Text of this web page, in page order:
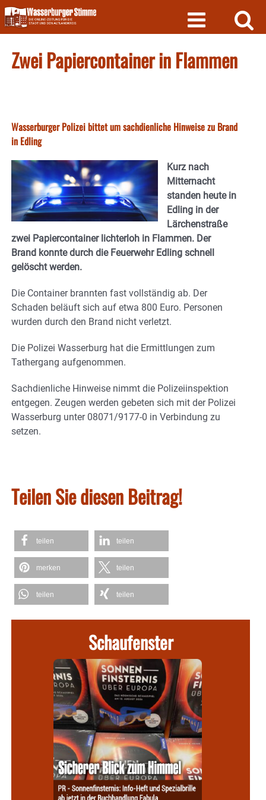
Skip
to
content
Zwei Papiercontainer in Flammen
Wasserburger Polizei bittet um sachdienliche Hinweise zu Brand
in Edling
Kurz nach
Mitternacht
standen heute in
Edling in der
Lärchenstraße
zwei Papiercontainer lichterloh in Flammen. Der
Brand konnte durch die Feuerwehr Edling schnell
gelöscht werden.
Die Container brannten fast vollständig ab. Der
Schaden beläuft sich auf etwa 800 Euro. Personen
wurden durch den Brand nicht verletzt.
Die Polizei Wasserburg hat die Ermittlungen zum
Tathergang aufgenommen.
Sachdienliche Hinweise nimmt die Polizeiinspektion
entgegen. Zeugen werden gebeten sich mit der Polizei
Wasserburg unter 08071/9177-0 in Verbindung zu
setzen.
Teilen Sie diesen Beitrag!
teilen teilen
merken teilen
teilen teilen
Schaufenster